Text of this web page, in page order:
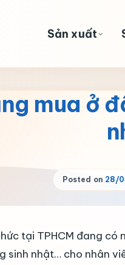
Sản xuất
mua ở
Posted on 28/
tại TPHCM đang
sinh nhật… cho nhân